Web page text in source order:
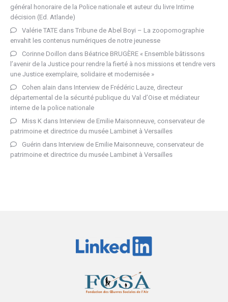
général honoraire de la Police nationale et auteur du livre Intime
décision (Ed. Atlande)
Valérie TATE dans Tribune de Abel Boyi – La zoopornographie
envahit les contenus numériques de notre jeunesse
Corinne Doillon dans Béatrice BRUGÈRE « Ensemble bâtissons
l’avenir de la Justice pour rendre la fierté à nos missions et tendre vers
une Justice exemplaire, solidaire et modernisée »
Cohen alain dans Interview de Frédéric Lauze, directeur
départemental de la sécurité publique du Val d’Oise et médiateur
interne de la police nationale
Miss K dans Interview de Emilie Maisonneuve, conservateur de
patrimoine et directrice du musée Lambinet à Versailles
Guérin dans Interview de Emilie Maisonneuve, conservateur de
patrimoine et directrice du musée Lambinet à Versailles